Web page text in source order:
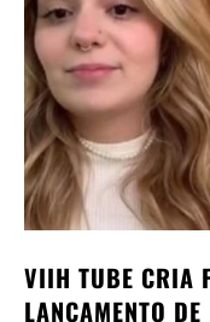
VIIH TUBE CRIA
LANÇAMENTO